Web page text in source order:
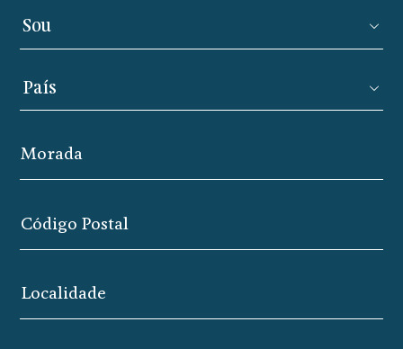
Morada
Código Postal
Localidade